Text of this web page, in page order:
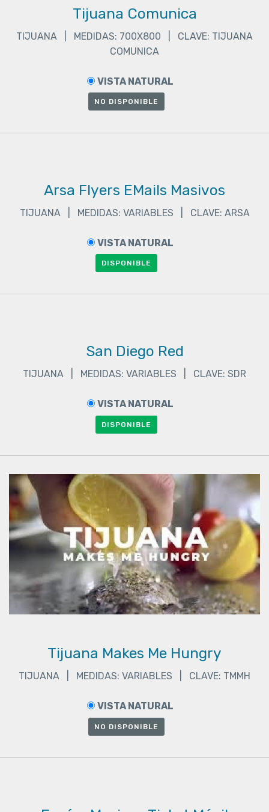
%
Tijuana Comunica
TIJUANA | MEDIDAS: 700X800 | CLAVE: TIJUANA
COMUNICA
VISTA NATURAL
NO DISPONIBLE
Arsa Flyers EMails Masivos
TIJUANA | MEDIDAS: VARIABLES | CLAVE: ARSA
VISTA NATURAL
DISPONIBLE
San Diego Red
TIJUANA | MEDIDAS: VARIABLES | CLAVE: SDR
VISTA NATURAL
DISPONIBLE
Tijuana Makes Me Hungry
TIJUANA | MEDIDAS: VARIABLES | CLAVE: TMMH
VISTA NATURAL
NO DISPONIBLE